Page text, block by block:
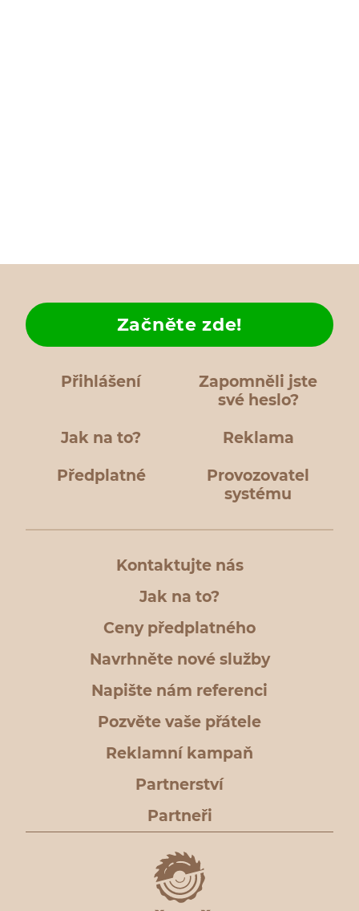
Přihlášení
Zapomněli jste
své heslo?
Jak na to?
Začněte zde!
Reklama
Předplatné
Provozovatel
systému
Kontaktujte nás
Jak na to?
Ceny předplatného
Navrhněte nové služby
Napište nám referenci
Pozvěte vaše přátele
Reklamní kampaň
Partnerství
Partneři